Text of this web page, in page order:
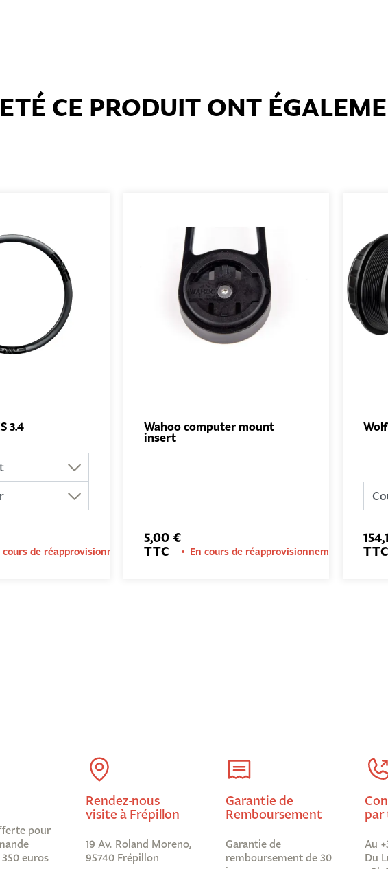
CE PRODUIT ONT
AU PANIER
3.4
cours de réapprovisionnement
Wahoo computer mount
insert
5,00 €
TTC
En cours de réapprovisionnement
TTC
pour
euros
Rendez-nous
visite à Frépillon
19 Av. Roland Moreno,
95740 Frépillon
Garantie de
Remboursement
Garantie de
remboursement de 30
par
Au
Du